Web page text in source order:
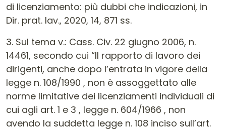
di licenziamento: più dubbi che indicazioni, in
Dir. prat. lav., 2020, 14, 871 ss.
3. Sul tema v.: Cass. Civ. 22 giugno 2006, n.
14461, secondo cui “Il rapporto di lavoro dei
dirigenti, anche dopo l’entrata in vigore della
legge n. 108/1990 , non è assoggettato alle
norme limitative dei licenziamenti individuali di
cui agli art. 1 e 3 , legge n. 604/1966 , non
avendo la suddetta legge n. 108 inciso sull’art.